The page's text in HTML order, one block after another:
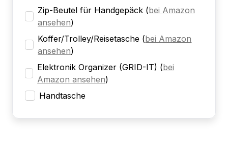
Zip-Beutel für Handgepäck (bei Amazon
ansehen)
Koffer/Trolley/Reisetasche (bei Amazon
ansehen)
Elektronik Organizer (GRID-IT) (bei
Amazon ansehen)
Handtasche